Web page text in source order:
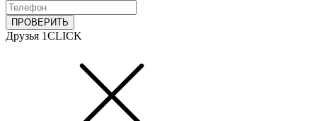
ПРОВЕРИТЬ
Друзья 1CLICK